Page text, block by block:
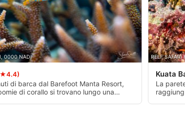
0000 NADI
di barca dal Barefoot Manta Resort,
di corallo si trovano lungo una
REEF
Kuata
La